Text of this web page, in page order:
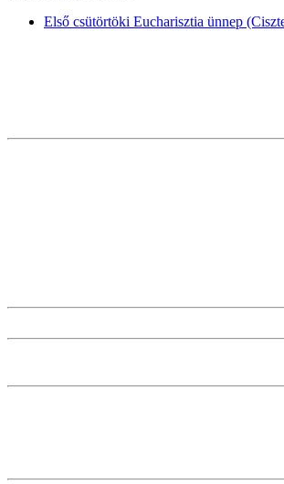
Első csütörtöki Eucharisztia ünnep